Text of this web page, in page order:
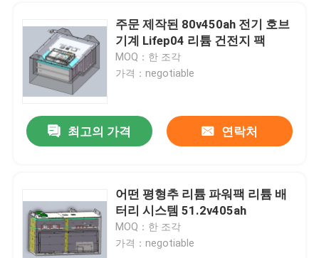
주문 제작된 80v450ah 전기 호브
기계 Lifep04 리튬 건전지 팩
MOQ：한 조각
가격：negotiable
최고의 가격 연락처
어떤 평형추 리튬 파워팩 리튬 배
터리 시스템 51.2v405ah
MOQ：한 조각
가격：negotiable